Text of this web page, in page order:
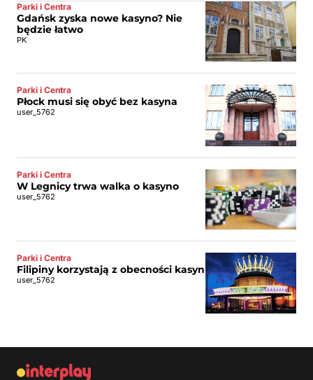
Parki i Centra
Gdańsk zyska nowe kasyno? Nie
będzie łatwo
PK
Parki i Centra
Płock musi się obyć bez kasyna
user_5762
Parki i Centra
W Legnicy trwa walka o kasyno
user_5762
Parki i Centra
Filipiny korzystają z obecności kasyn
user_5762